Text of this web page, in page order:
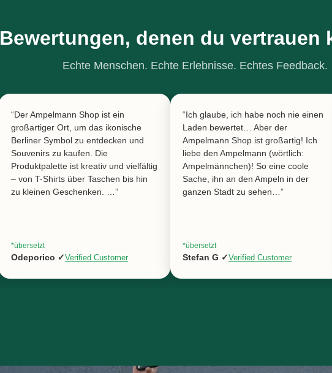
Bewertungen, denen du vertrauen
Echte Menschen. Echte Erlebnisse. Echtes Feedback.
“Der Ampelmann Shop ist ein
großartiger Ort, um das ikonische
Berliner Symbol zu entdecken und
Souvenirs zu kaufen. Die
Produktpalette ist kreativ und vielfältig
– von T-Shirts über Taschen bis hin
zu kleinen Geschenken. …”
*übersetzt
Odeporico ✓Verified Customer
“Ich glaube, ich habe noch nie einen
Laden bewertet… Aber der
Ampelmann Shop ist großartig! Ich
liebe den Ampelmann (wörtlich:
Ampelmännchen)! So eine coole
Sache, ihn an den Ampeln in der
ganzen Stadt zu sehen…”
*übersetzt
Stefan G ✓Verified Customer